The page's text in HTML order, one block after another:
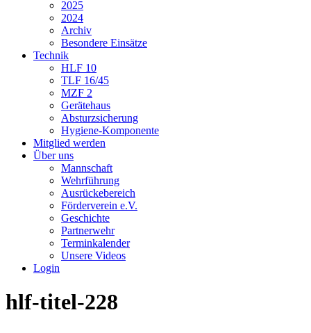
2025
2024
Archiv
Besondere Einsätze
Technik
HLF 10
TLF 16/45
MZF 2
Gerätehaus
Absturzsicherung
Hygiene-Komponente
Mitglied werden
Über uns
Mannschaft
Wehrführung
Ausrückebereich
Förderverein e.V.
Geschichte
Partnerwehr
Terminkalender
Unsere Videos
Login
hlf-titel-228